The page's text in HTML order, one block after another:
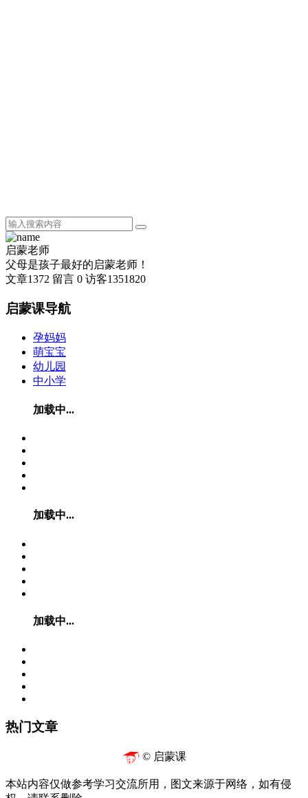
启蒙老师
父母是孩子最好的启蒙老师！
文章1372 留言 0 访客1351820
启蒙课导航
孕妈妈
萌宝宝
幼儿园
中小学
加载中...
加载中...
加载中...
热门文章
© 启蒙课
本站内容仅做参考学习交流所用，图文来源于网络，如有侵